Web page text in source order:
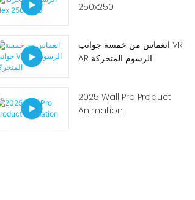
250x250
انغماس من خمسة جوانب VR
AR الرسوم المتحركة
2025 Wall Pro Product
Animation